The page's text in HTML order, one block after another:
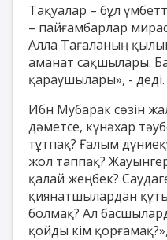
Тақуалар – бұл
– пайғамбарлар
Алла Тағаланың
аманат сақшылары.
қараушылары», - деді.
Ибн Мубарак сөзін
дәметсе, күнәхар
тұтпақ? Ғалым
жол таппақ?
қалай жеңбек?
қиянатшылардан
болмақ? Ал
қойды кім